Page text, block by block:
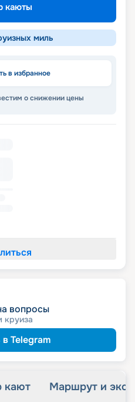
каюты
миль
в избранное
о снижении цены
вопросы
Telegram
кают Маршрут и